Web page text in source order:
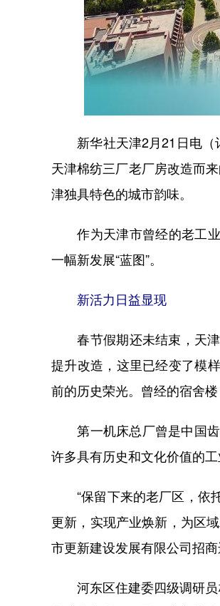
新华社天津2月21日电（
天津棉纺三厂老厂房改造而
津独具特色的城市韵味。
作为天津市曾经的老工业
一幅新发展“蓝图”。
新活力日益显现
春节假期还未结束，天津
提升改造，这里已经变了模
前的历史荣光。曾经的宿舍楼
第一机床总厂曾是中国齿
许多具有历史和文化价值的
“保留下来的老厂区，依托
更新，实现产业焕新，为区
市更新建设发展有限公司招商
河东区住建委四级调研员